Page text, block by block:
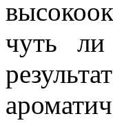
чуть